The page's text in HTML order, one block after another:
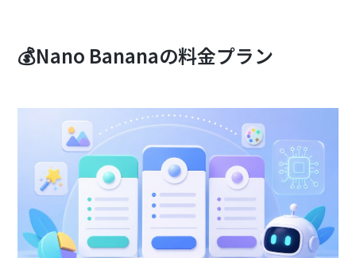
💰Nano Bananaの料金プラン